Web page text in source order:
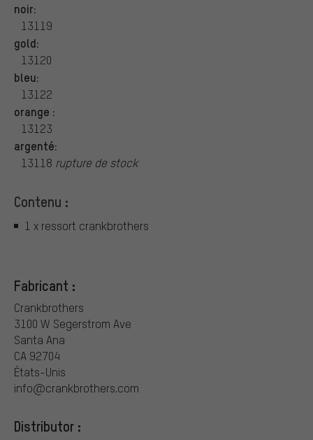
noir:
13119
gold:
13120
bleu:
13122
orange :
13123
argenté:
13118 rupture de stock
Contenu :
1 x ressort crankbrothers
Fabricant :
Crankbrothers
3100 W Segerstrom Ave
Santa Ana
CA 92704
États-Unis
info@crankbrothers.com
Distributor :